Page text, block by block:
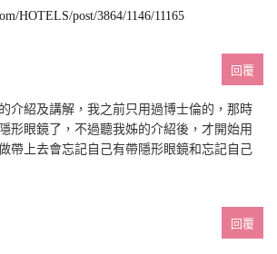
HOTELS/post/3864/1146/11165
介紹及講解，我之前只用過博士倫的，那時
形眼鏡了，不過聽我姊的介紹後，才開始用
帶上去會忘記自己有帶隱形眼鏡和忘記自己
回覆
回覆